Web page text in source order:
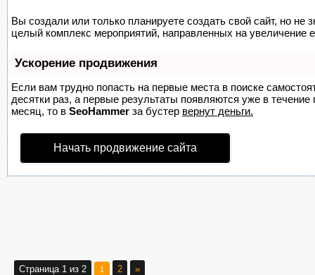
Вы создали или только планируете создать свой сайт, но не
целый комплекс мероприятий, направленных на увеличение
Ускорение продвижения
Если вам трудно попасть на первые места в поиске
десятки раз, а первые результаты появляются уже в
месяц, то в SeoHammer за бустер вернут деньги.
Начать продвижение сайта
Страница 1 из 2 1 2 »